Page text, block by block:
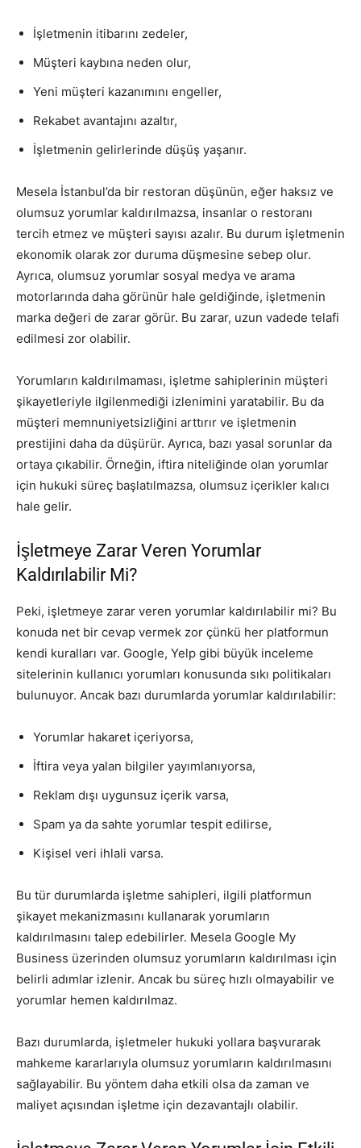
İşletmenin itibarını zedeler,
Müşteri kaybına neden olur,
Yeni müşteri kazanımını engeller,
Rekabet avantajını azaltır,
İşletmenin gelirlerinde düşüş yaşanır.
Mesela İstanbul’da bir restoran düşünün, eğer haksız ve
olumsuz yorumlar kaldırılmazsa, insanlar o restoranı
tercih etmez ve müşteri sayısı azalır. Bu durum işletmenin
ekonomik olarak zor duruma düşmesine sebep olur.
Ayrıca, olumsuz yorumlar sosyal medya ve arama
motorlarında daha görünür hale geldiğinde, işletmenin
marka değeri de zarar görür. Bu zarar, uzun vadede telafi
edilmesi zor olabilir.
Yorumların kaldırılmaması, işletme sahiplerinin müşteri
şikayetleriyle ilgilenmediği izlenimini yaratabilir. Bu da
müşteri memnuniyetsizliğini arttırır ve işletmenin
prestijini daha da düşürür. Ayrıca, bazı yasal sorunlar da
ortaya çıkabilir. Örneğin, iftira niteliğinde olan yorumlar
için hukuki süreç başlatılmazsa, olumsuz içerikler kalıcı
hale gelir.
İşletmeye Zarar Veren Yorumlar
Kaldırılabilir Mi?
Peki, işletmeye zarar veren yorumlar kaldırılabilir mi? Bu
konuda net bir cevap vermek zor çünkü her platformun
kendi kuralları var. Google, Yelp gibi büyük inceleme
sitelerinin kullanıcı yorumları konusunda sıkı politikaları
bulunuyor. Ancak bazı durumlarda yorumlar kaldırılabilir:
Yorumlar hakaret içeriyorsa,
İftira veya yalan bilgiler yayımlanıyorsa,
Reklam dışı uygunsuz içerik varsa,
Spam ya da sahte yorumlar tespit edilirse,
Kişisel veri ihlali varsa.
Bu tür durumlarda işletme sahipleri, ilgili platformun
şikayet mekanizmasını kullanarak yorumların
kaldırılmasını talep edebilirler. Mesela Google My
Business üzerinden olumsuz yorumların kaldırılması için
belirli adımlar izlenir. Ancak bu süreç hızlı olmayabilir ve
yorumlar hemen kaldırılmaz.
Bazı durumlarda, işletmeler hukuki yollara başvurarak
mahkeme kararlarıyla olumsuz yorumların kaldırılmasını
sağlayabilir. Bu yöntem daha etkili olsa da zaman ve
maliyet açısından işletme için dezavantajlı olabilir.